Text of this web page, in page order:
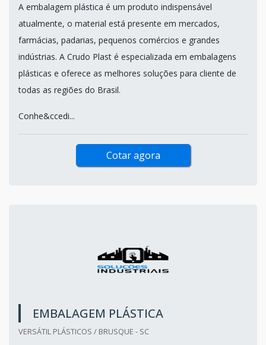
A embalagem plástica é um produto indispensável
atualmente, o material está presente em mercados,
farmácias, padarias, pequenos comércios e grandes
indústrias. A Crudo Plast é especializada em embalagens
plásticas e oferece as melhores soluções para cliente de
todas as regiões do Brasil.
Conhe&ccedi...
Cotar agora
EMBALAGEM PLÁSTICA
VERSÁTIL PLÁSTICOS / BRUSQUE - SC